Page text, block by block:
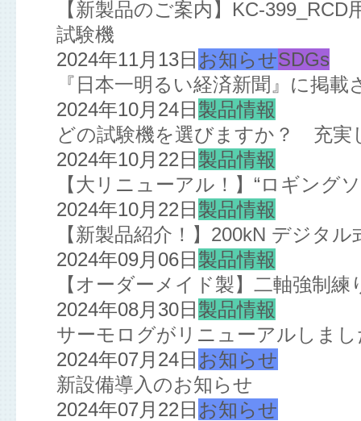
【新製品のご案内】KC-
試験機
2024年11月13日 お知らせSDGs
『日本一明るい経済新聞』に掲載
2024年10月24日 製品情報
どの試験機を選びますか？ 充実
2024年10月22日 製品情報
【大リニューアル！】“ロギング
2024年10月22日 製品情報
【新製品紹介！】200kN デジタ
2024年09月06日 製品情報
【オーダーメイド製】二軸強制
2024年08月30日 製品情報
サーモログがリニューアルしま
2024年07月24日 お知らせ
新設備導入のお知らせ
2024年07月22日 お知らせ